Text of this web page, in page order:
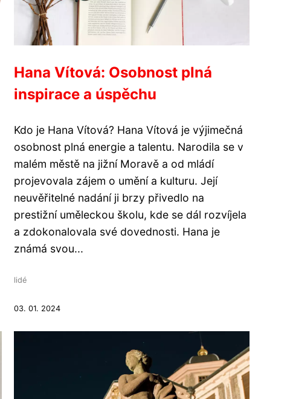
Hana Vítová: Osobnost plná
inspirace a úspěchu
Kdo je Hana Vítová? Hana Vítová je výjimečná
osobnost plná energie a talentu. Narodila se v
malém městě na jižní Moravě a od mládí
projevovala zájem o umění a kulturu. Její
neuvěřitelné nadání ji brzy přivedlo na
prestižní uměleckou školu, kde se dál rozvíjela
a zdokonalovala své dovednosti. Hana je
známá svou...
lidé
03. 01. 2024